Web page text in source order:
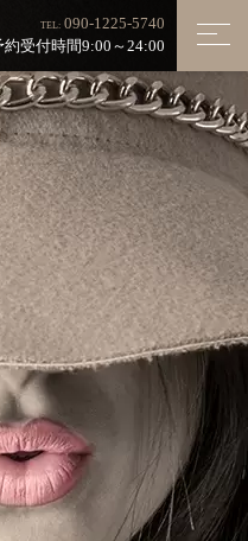
TEL: 090-1225-5740
受付時間9:00～24:00